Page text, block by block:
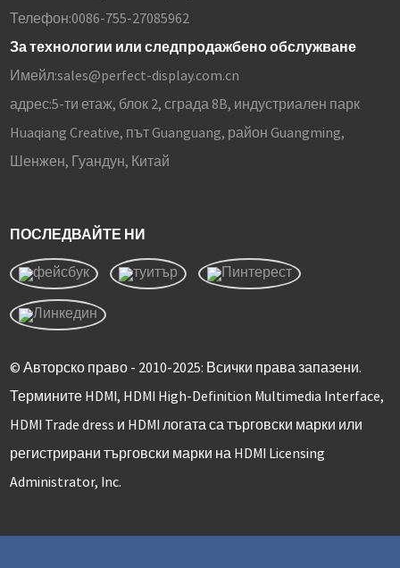
Телефон:0086-755-27085962
За технологии или следпродажбено обслужване
Имейл:sales@perfect-display.com.cn
адрес:5-ти етаж, блок 2, сграда 8B, индустриален парк
Huaqiang Creative, път Guanguang, район Guangming,
Шенжен, Гуандун, Китай
ПОСЛЕДВАЙТЕ НИ
© Авторско право - 2010-2025: Всички права запазени.
Термините HDMI, HDMI High-Definition Multimedia Interface,
HDMI Trade dress и HDMI логата са търговски марки или
регистрирани търговски марки на HDMI Licensing
Administrator, Inc.